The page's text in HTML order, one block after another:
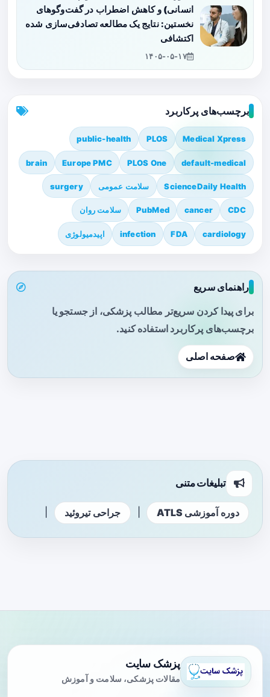
انسانی) و کاهش اضطراب در گفت‌وگوهای
نخستین: نتایج یک مطالعه تصادفی‌سازی شده
اکتشافی
۱۴۰۵-۰۵-۱۷
برچسب‌های پرکاربرد
Medical Xpress
PLOS
public-health
default-medical
PLOS One
Europe PMC
brain
ScienceDaily Health سلامت عمومی surgery
CDC
cancer
PubMed سلامت روان
cardiology
FDA
infection اپیدمیولوژی
راهنمای سریع
برای پیدا کردن سریع‌تر مطالب پزشکی، از جستجو یا
برچسب‌های پرکاربرد استفاده کنید.
صفحه اصلی
تبلیغات متنی
دوره آموزشی ATLS جراحی تیروئید
پزشک سایت
مقالات پزشکی، سلامت و آموزش